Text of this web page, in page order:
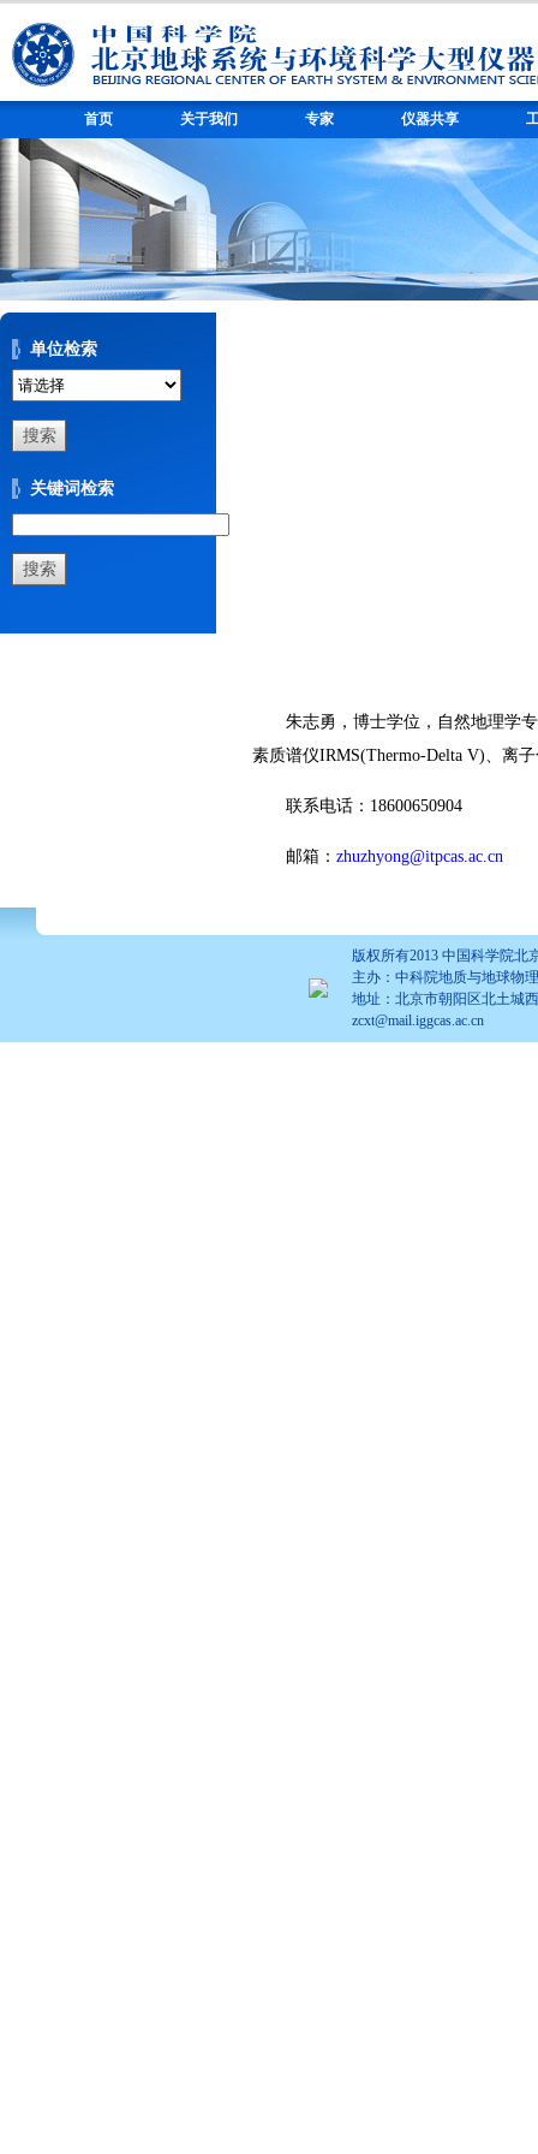
首页 关于我们 专家 仪器共享
单位检索
关键词检索
朱志勇，博士学位，自然地理学
素质谱仪IRMS(Thermo-Delta V)、离
联系电话： 18600650904
邮箱： zhuzhyong@itpcas.ac.cn
版权所有2013 中国科学院
主办：中科院地质与地球物
地址：北京市朝阳区北土城西
zcxt@mail.iggcas.ac.cn